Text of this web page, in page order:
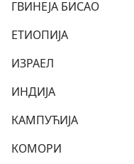
ГВИНЕЈА БИСАО
ЕТИОПИЈА
ИЗРАЕЛ
ИНДИЈА
КАМПУЋИЈА
КОМОРИ